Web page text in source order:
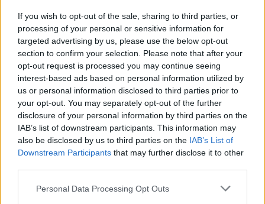
If you wish to opt-out of the sale, sharing to third parties, or
processing of your personal or sensitive information for
targeted advertising by us, please use the below opt-out
section to confirm your selection. Please note that after your
opt-out request is processed you may continue seeing
interest-based ads based on personal information utilized by
us or personal information disclosed to third parties prior to
your opt-out. You may separately opt-out of the further
disclosure of your personal information by third parties on the
IAB’s list of downstream participants. This information may
also be disclosed by us to third parties on the IAB’s List of
Downstream Participants that may further disclose it to other
Personal Data Processing Opt Outs
Galéria
Cím: BÁV ZRt.
1027 Budapest, Csalogány u.
Telefon: (06 1) 331 0513
Weboldal: http://bav-art.hu
Bemutatkozás: Az ország legnagyobb múltú, 240 esztendeje
jogfolytonosan működő magyar vállalkozásaként a BÁV ZRt.
óriási tapasztalatával, szakmai tekintélyével és
megbízhatóságával hagyományosan a magyar
műkereskedelem egyik legfontosabb színterévé, kereskedelmi